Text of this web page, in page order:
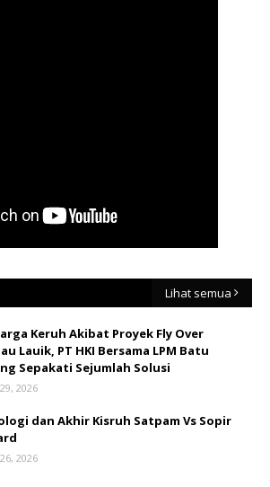
Lihat semua
Keruh Akibat Proyek Fly Over
Lauik, PT HKI Bersama LPM Batu
Sepakati Sejumlah Solusi
2026
dan Akhir Kisruh Satpam Vs Sopir
2026